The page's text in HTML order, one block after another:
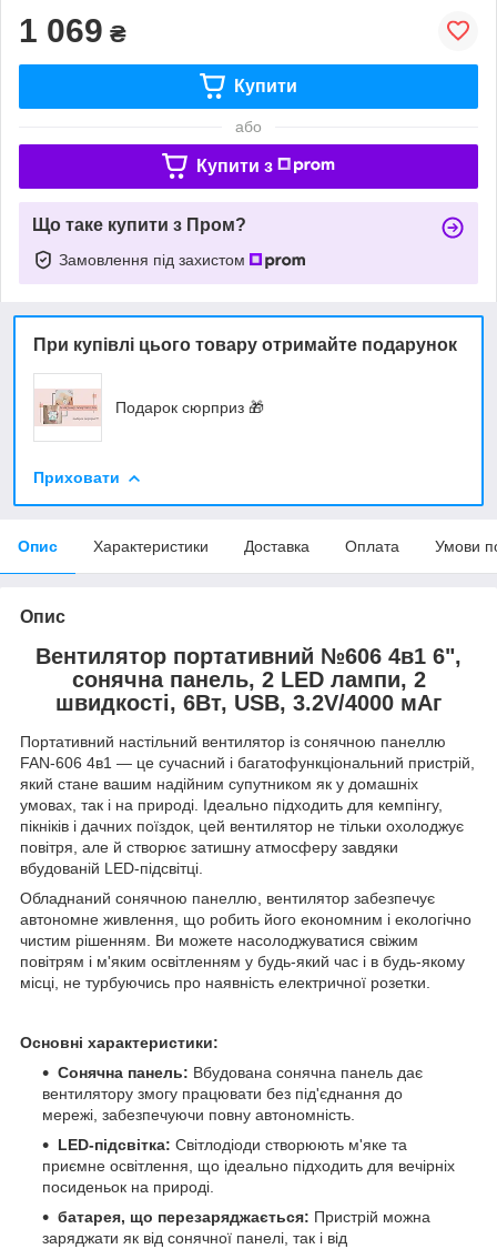
1 069 ₴
Купити
або
Купити з
Що таке купити з Пром?
Замовлення під захистом
При купівлі цього товару отримайте подарунок
Подарок сюрприз 🎁
Приховати
Опис Характеристики Доставка Оплата Умови
Опис
Вентилятор портативний №606 4в1 6",
сонячна панель, 2 LED лампи, 2
швидкості, 6Вт, USB, 3.2V/4000 мАг
Портативний настільний вентилятор із сонячною панеллю
FAN-606 4в1 — це сучасний і багатофункціональний пристрій,
який стане вашим надійним супутником як у домашніх
умовах, так і на природі. Ідеально підходить для кемпінгу,
пікніків і дачних поїздок, цей вентилятор не тільки охолоджує
повітря, але й створює затишну атмосферу завдяки
вбудованій LED-підсвітці.
Обладнаний сонячною панеллю, вентилятор забезпечує
автономне живлення, що робить його економним і екологічно
чистим рішенням. Ви можете насолоджуватися свіжим
повітрям і м'яким освітленням у будь-який час і в будь-якому
місці, не турбуючись про наявність електричної розетки.
Основні характеристики:
Сонячна панель: Вбудована сонячна панель дає
вентилятору змогу працювати без під'єднання до
мережі, забезпечуючи повну автономність.
LED-підсвітка: Світлодіоди створюють м'яке та
приємне освітлення, що ідеально підходить для вечірніх
посиденьок на природі.
батарея, що перезаряджається: Пристрій можна
заряджати як від сонячної панелі, так і від